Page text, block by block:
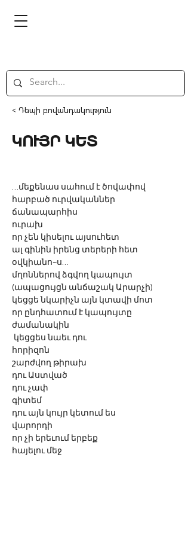
< Դեպի բովանդակություն
ԿՈՒՅՐ ԿԵՏ
…մեքենաս սահում է ծովափով
հարբած ուրվականներ
ճանապարհիս
ուրախ
որ չեն կիսելու այսուհետ
ալ գինին իրենց տերերի հետ
օվկիանո~ս…
մղոններով ձգվող կապույտ
(ապացույցն անճաշակ Արարչի)
կեցցե նկարիչն այն կտավի մոտ
որ ընդհատում է կապույտը
ժամանակին
կեցցես նաեւ դու
հորիզոն
շարժվող թիրախ
դու Աստված
դու չափ
գիտեմ
դու այն կույր կետում ես
վարորդի
որ չի երեւում երբեք
հայելու մեջ